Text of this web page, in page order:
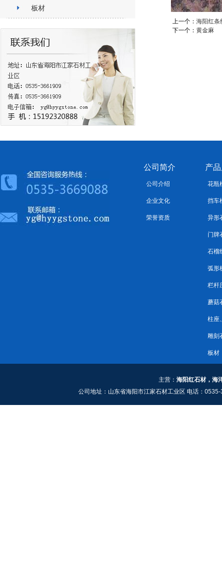
板材
上一个： 海阳红条
下一个： 黄金麻
公司简介
公司介绍
企业文化
荣誉资质
产
花瓶
挡车
异形
门牌
石榴
弧形
栏杆
蘑菇
柱座
雕刻
板材
主营： 海阳红石材，海
公司地址：山东省海阳市江家石材工业区 电话：